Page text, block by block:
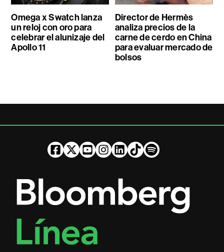
Omega x Swatch lanza
un reloj con oro para
celebrar el alunizaje del
Apollo 11
Director de Hermès
analiza precios de la
carne de cerdo en China
para evaluar mercado de
bolsos